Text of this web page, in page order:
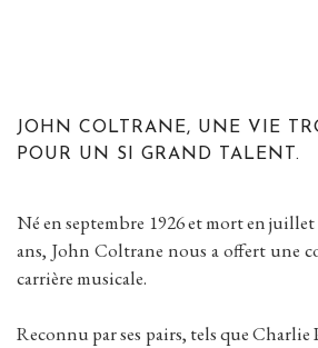
JOHN COLTRANE, UNE VIE
POUR UN SI GRAND TALENT.
Né en septembre 1926 et mort en juillet
ans, John Coltrane nous a offert une
carrière musicale.
Reconnu par ses pairs, tels que Charlie